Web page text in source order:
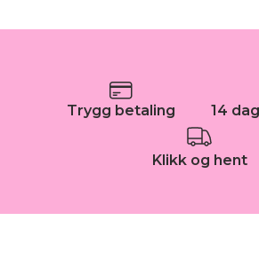
Trygg betaling 14
Klikk og hent